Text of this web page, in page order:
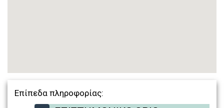
Επίπεδα πληροφορίας: